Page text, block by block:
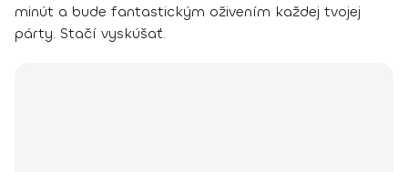
minút a bude fantastickým oživením každej tvojej
párty. Stačí vyskúšať.